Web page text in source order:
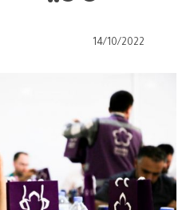
14/10/2022